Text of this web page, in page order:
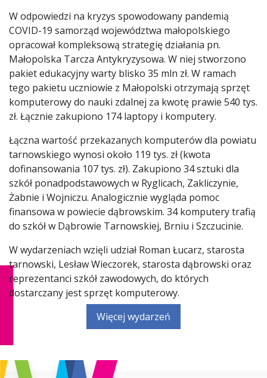
W odpowiedzi na kryzys spowodowany pandemią
COVID-19 samorząd województwa małopolskiego
opracował kompleksową strategię działania pn.
Małopolska Tarcza Antykryzysowa. W niej stworzono
pakiet edukacyjny warty blisko 35 mln zł. W ramach
tego pakietu uczniowie z Małopolski otrzymają sprzęt
komputerowy do nauki zdalnej za kwotę prawie 540 tys.
zł. Łącznie zakupiono 174 laptopy i komputery.
Łączna wartość przekazanych komputerów dla powiatu
tarnowskiego wynosi około 119 tys. zł (kwota
dofinansowania 107 tys. zł). Zakupiono 34 sztuki dla
szkół ponadpodstawowych w Ryglicach, Zakliczynie,
Żabnie i Wojniczu. Analogicznie wygląda pomoc
finansowa w powiecie dąbrowskim. 34 komputery trafią
do szkół w Dąbrowie Tarnowskiej, Brniu i Szczucinie.
W wydarzeniach wzięli udział Roman Łucarz, starosta
tarnowski, Lesław Wieczorek, starosta dąbrowski oraz
reprezentanci szkół zawodowych, do których
dostarczany jest sprzęt komputerowy.
Więcej wydarzeń